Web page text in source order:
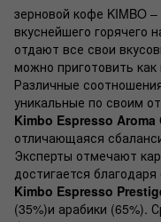
зерновой кофе KIMBO
вкуснейшего горячего
отдают все свои
можно приготовить
Различные
уникальные по своим
Kimbo Espresso Aroma
отличающаяся
Эксперты отмечают
достигается
Kimbo Espresso
(35%)и арабики (65%).